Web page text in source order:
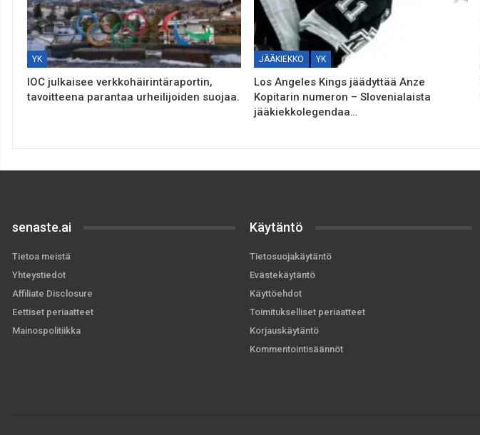
YK
IOC julkaisee verkkohäirintäraportin,
tavoitteena parantaa urheilijoiden suojaa.
JÄÄKIEKKO YK
Los Angeles Kings jäädyttää Anze
Kopitarin numeron – Slovenialaista
jääkiekkolegendaa…
senaste.ai
Tietoa meistä
Yhteystiedot
Affiliate Disclosure
Eettiset periaatteet
Mainospolitiikka
Käytäntö
Tietosuojakäytäntö
Evästekäytäntö
Käyttöehdot
Toimitukselliset periaatteet
Korjauskäytäntö
Kommentointisäännöt